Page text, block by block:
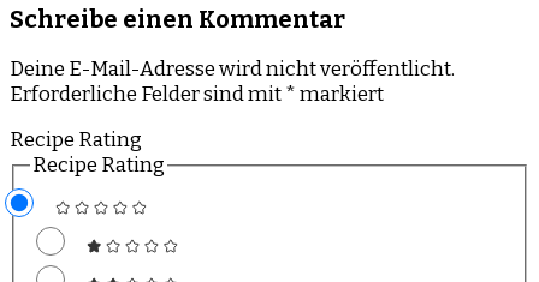
Schreibe einen Kommentar
Deine E-Mail-Adresse wird nicht veröffentlicht.
Erforderliche Felder sind mit*markiert
Recipe Rating
Recipe Rating